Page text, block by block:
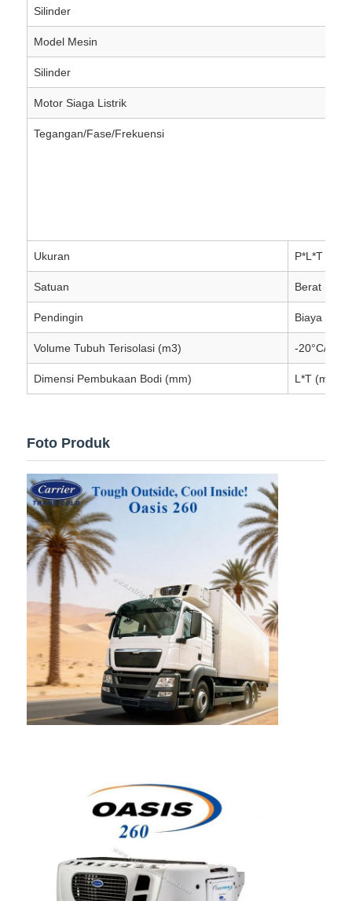
Silinder
Model Mesin
Silinder
Motor Siaga Listrik
Tegangan/Fase/Frekuensi
Ukuran P*L*T (mm)
Satuan Berat (kg)
Pendingin Biaya (kg)
Volume Tubuh Terisolasi (m3) -20°C/40°C
Dimensi Pembukaan Bodi (mm) L*T (mm)
Foto Produk